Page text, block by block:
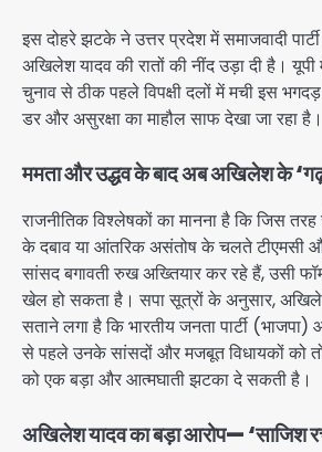
इस दोहरे झटके ने उत्तर प्रदेश में समाजवादी
अखिलेश यादव की रातों की नींद उड़ा दी है। यूपी
चुनाव से ठीक पहले विपक्षी दलों में मची इस
डर और असुरक्षा का माहौल साफ देखा जा रहा है।
ममता और उद्धव के बाद अब अखिलेश के
राजनीतिक विश्लेषकों का मानना है कि जिस
के दबाव या आंतरिक असंतोष के चलते टीएमसी
सांसद बगावती रुख अख्तियार कर रहे हैं, उसी
खेल हो सकता है। सपा सूत्रों के अनुसार,
सताने लगा है कि भारतीय जनता पार्टी (भाजपा)
से पहले उनके सांसदों और मजबूत विधायकों को
को एक बड़ा और आत्मघाती झटका दे सकती है।
अखिलेश यादव का बड़ा आरोप— ‘साजिश